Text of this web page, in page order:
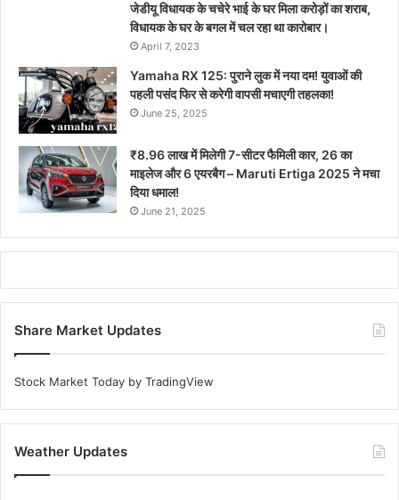
जेडीयू विधायक के चचेरे भाई के घर मिला करोड़ों का शराब,
विधायक के घर के बगल में चल रहा था कारोबार।
April 7, 2023
Yamaha RX 125: पुराने लुक में नया दम! युवाओं की
पहली पसंद फिर से करेगी वापसी मचाएगी तहलका!
June 25, 2025
₹8.96 लाख में मिलेगी 7-सीटर फैमिली कार, 26 का
माइलेज और 6 एयरबैग – Maruti Ertiga 2025 ने मचा
दिया धमाल!
June 21, 2025
Share Market Updates
Stock Market Today by TradingView
Weather Updates